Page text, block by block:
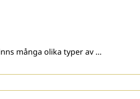
många olika typer av …